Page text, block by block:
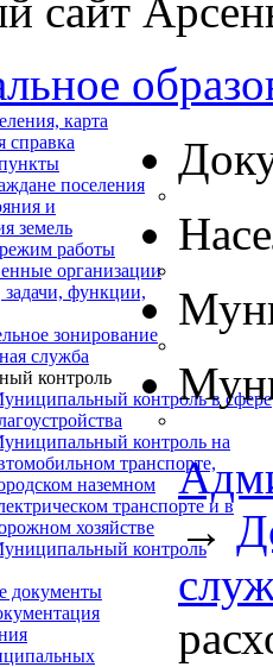
карта
справка
поселения
и
земель
работы
организации
функции,
зонирование
служба
контроль
контроль в сфере
контроль на
транспорте,
наземном
транспорте и в
хозяйстве
контроль
документы
→